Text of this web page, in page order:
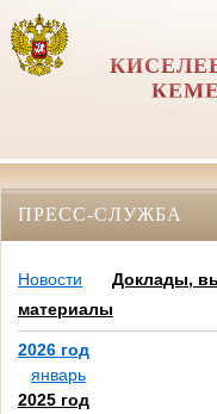
ПРЕСС-СЛУЖБА
Новости
Доклады,
материалы
2026 год
январь
2025 год